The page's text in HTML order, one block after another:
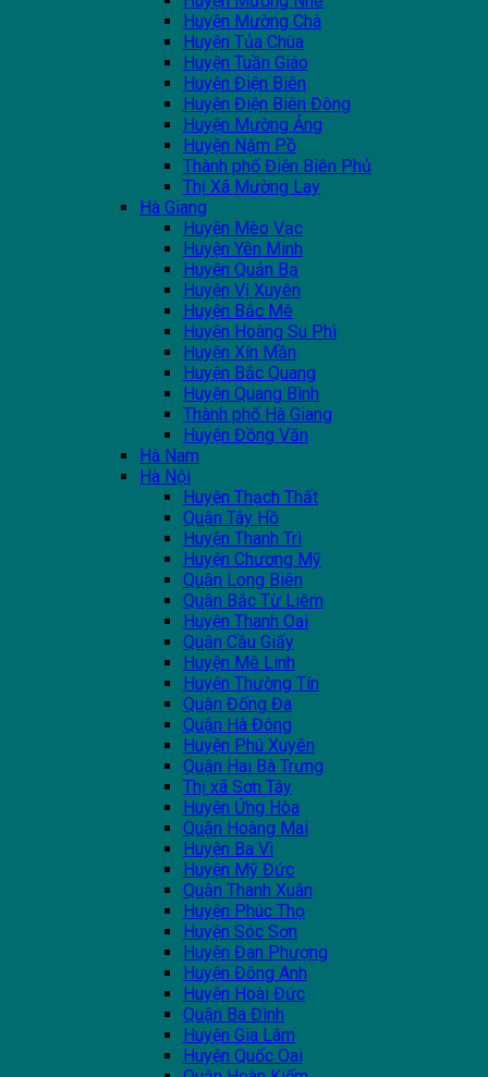
Huyện Mường Chà
Huyện Tủa Chùa
Huyện Tuần Giáo
Huyện Điện Biên
Huyện Điện Biên Đông
Huyện Mường Ảng
Huyện Nậm Pồ
Thành phố Điện Biên Phủ
Thị Xã Mường Lay
Hà Giang
Huyện Mèo Vạc
Huyện Yên Minh
Huyện Quản Bạ
Huyện Vị Xuyên
Huyện Bắc Mê
Huyện Hoàng Su Phì
Huyện Xín Mần
Huyện Bắc Quang
Huyện Quang Bình
Thành phố Hà Giang
Huyện Đồng Văn
Hà Nam
Hà Nội
Huyện Thạch Thất
Quận Tây Hồ
Huyện Thanh Trì
Huyện Chương Mỹ
Quận Long Biên
Quận Bắc Từ Liêm
Huyện Thanh Oai
Quận Cầu Giấy
Huyện Mê Linh
Huyện Thường Tín
Quận Đống Đa
Quận Hà Đông
Huyện Phú Xuyên
Quận Hai Bà Trưng
Thị xã Sơn Tây
Huyện Ứng Hòa
Quận Hoàng Mai
Huyện Ba Vì
Huyện Mỹ Đức
Quận Thanh Xuân
Huyện Phúc Thọ
Huyện Sóc Sơn
Huyện Đan Phượng
Huyện Đông Anh
Huyện Hoài Đức
Quận Ba Đình
Huyện Gia Lâm
Huyện Quốc Oai